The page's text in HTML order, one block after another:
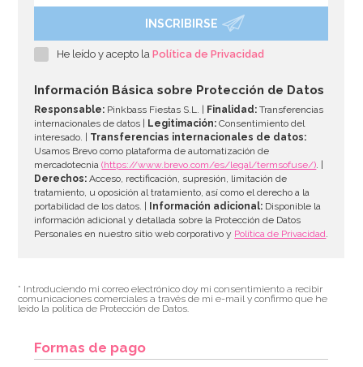
Juego de 8 platos Princesas
AÑADIR
INSCRIBIRSE
He leído y acepto laPolítica de Privacidad
Información Básica sobre Protección de Datos
Responsable: Pinkbass Fiestas S.L. | Finalidad: Transferencias
internacionales de datos |
Legitimación: Consentimiento del
interesado. | Transferencias internacionales de datos:
Usamos Brevo como plataforma de automatización de
mercadotecnia(https://www.brevo.com/es/legal/termsofuse/). |
Derechos: Acceso, rectificación, supresión, limitación de
tratamiento, u oposición al tratamiento, así como el derecho a la
portabilidad de los datos. |
Información adicional: Disponible la
información adicional y detallada sobre la Protección de Datos
Personales en nuestro sitio web corporativo y Política de Privacidad.
* Introduciendo mi correo electrónico doy mi consentimiento a recibir
comunicaciones comerciales a través de mi e-mail y confirmo que he
leído la política de Protección de Datos.
Formas de pago